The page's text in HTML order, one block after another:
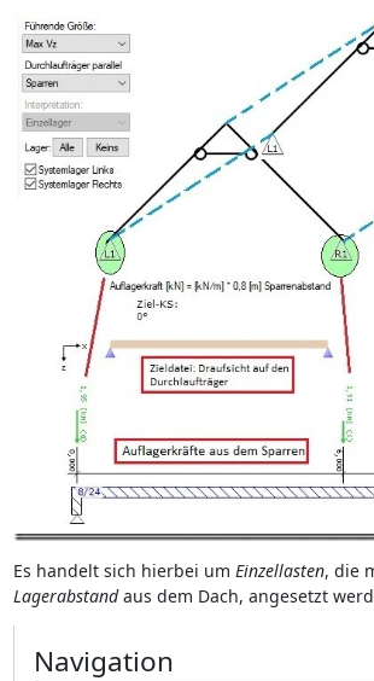
Es handelt sich hierbei um Einzellasten, die
Lagerabstandaus dem Dach, angesetzt
Navigation